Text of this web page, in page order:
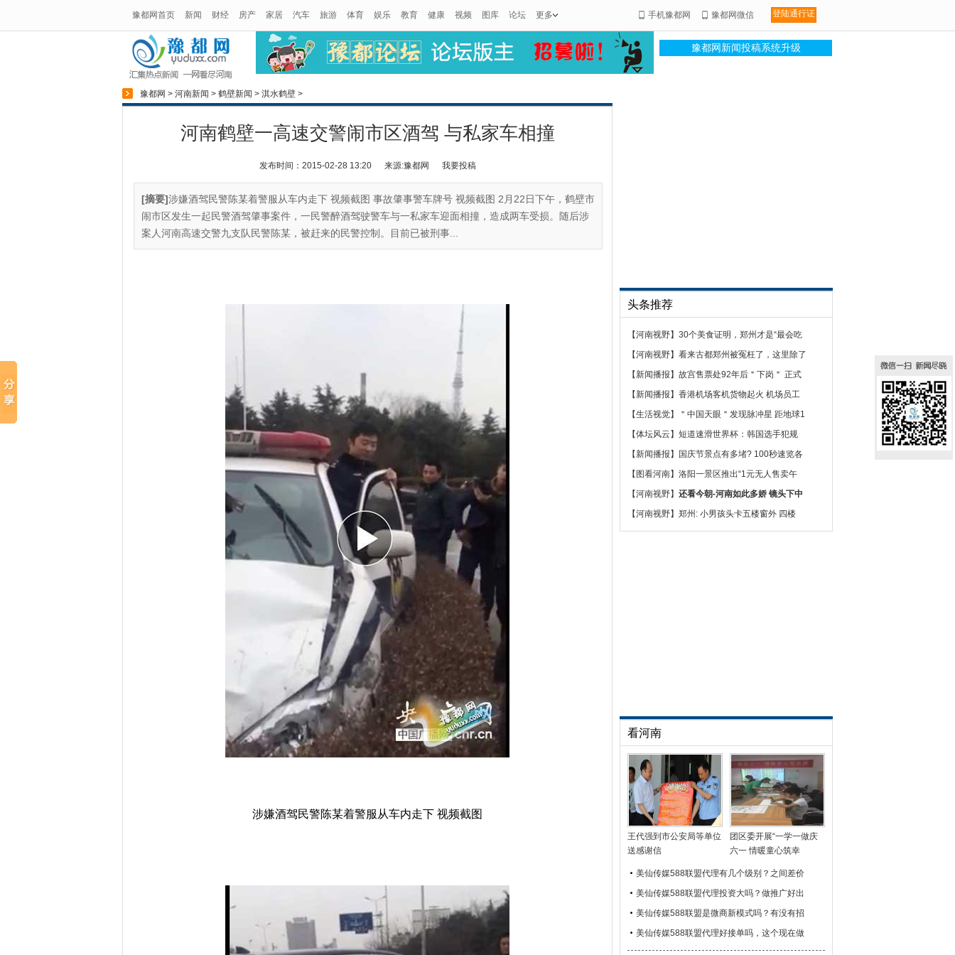
豫都网首页 新闻 财经 房产 家居 汽车 旅游 体育 娱乐 教育 健康 视频 图库 论坛 更多 手机豫都网 豫都网微信 登陆通行证
豫都网新闻投稿系统升级
豫都网 > 河南新闻 > 鹤壁新闻 > 淇水鹤壁 >
河南鹤壁一高速交警闹市区酒驾 与私家车相撞
发布时间：2015-02-28 13:20 来源:豫都网 我要投稿
[摘要]涉嫌酒驾民警陈某着警服从车内走下 视频截图 事故肇事警车牌号 视频截图 2月22日下午，鹤壁市
闹市区发生一起民警酒驾肇事案件，一民警醉酒驾驶警车与一私家车迎面相撞，造成两车受损。随后涉
案人河南高速交警九支队民警陈某，被赶来的民警控制。目前已被刑事...
涉嫌酒驾民警陈某着警服从车内走下 视频截图
头条推荐
【河南视野】 30个美食证明，郑州才是“最会吃
【河南视野】 看来古都郑州被冤枉了，这里除了
【新闻播报 】 故宫售票处92年后＂下岗＂ 正式
【新闻播报 】 香港机场客机货物起火 机场员工
【生活视觉】
＂中国天眼＂发现脉冲星 距地球1
【体坛风云 】 短道速滑世界杯：韩国选手犯规
【新闻播报 】
国庆节景点有多堵? 100秒速览各
【 图看河南】 洛阳一景区推出“1元无人售卖午
【河南视野】 还看今朝-河南如此多娇 镜头下中
【河南视野】 郑州: 小男孩头卡五楼窗外 四楼
看河南
王代强到市公安局等单位
送感谢信
团区委开展“一学一做庆
六一 情暖童心筑幸
美仙传媒588联盟代理有几个级别？之间差价
美仙传媒588联盟代理投资大吗？做推广好出
美仙传媒588联盟是微商新模式吗？有没有招
美仙传媒588联盟代理好接单吗，这个现在做